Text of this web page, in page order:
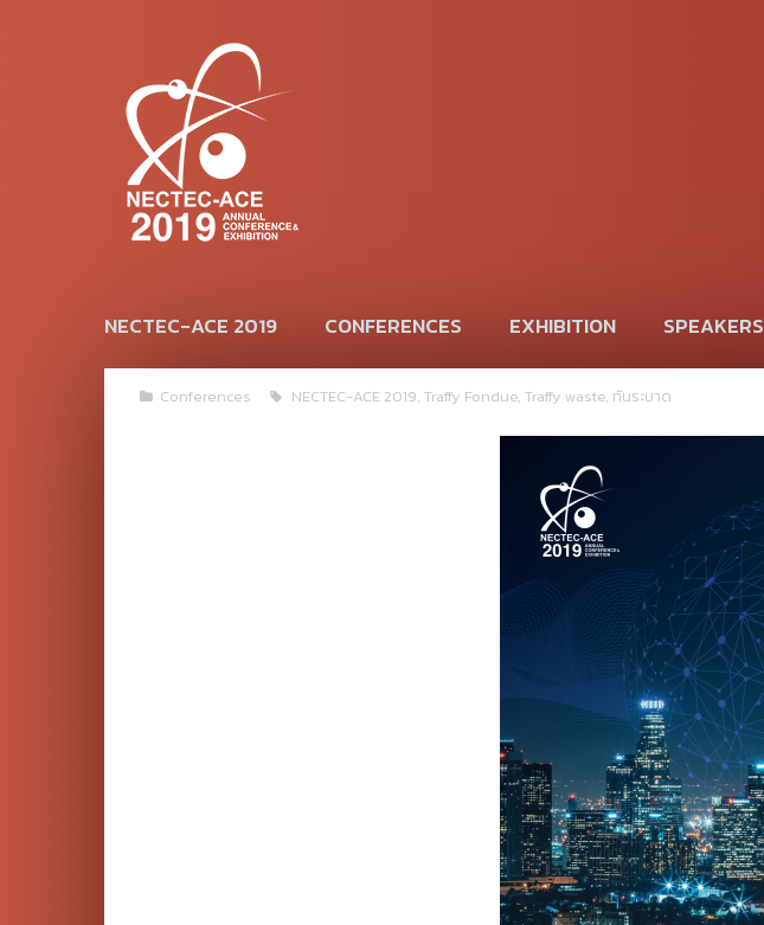
NECTEC-ACE 2019 CONFERENCES EXHIBITION SPEAKERS
Conferences NECTEC-ACE 2019, Traffy Fondue, Traffy waste, ทันระบาด